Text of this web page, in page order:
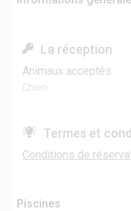
La réception
Animaux acceptés
Chien
Termes et
Conditions de
Piscines